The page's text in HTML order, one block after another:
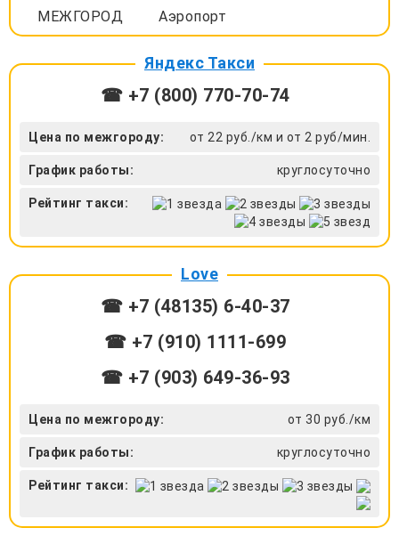
МЕЖГОРОД Аэропорт
Яндекс Такси
☎ +7 (800) 770-70-74
Цена по межгороду: от 22 руб./км и от 2 руб/мин.
График работы: круглосуточно
Рейтинг такси:
Love
☎ +7 (48135) 6-40-37
☎ +7 (910) 1111-699
☎ +7 (903) 649-36-93
Цена по межгороду: от 30 руб./км
График работы: круглосуточно
Рейтинг такси: